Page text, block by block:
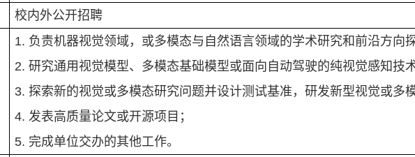
校内外公开招聘
1. 负责机器视觉领域，或多模态与自然语言领域的学术研究和前沿方向探
2.研究通用视觉模型、多模态基础模型或面向自动驾驶的纯视觉感知技
3.探索新的视觉或多模态研究问题并设计测试基准，研发新型视觉或多
4. 发表高质量论文或开源项目；
5. 完成单位交办的其他工作。